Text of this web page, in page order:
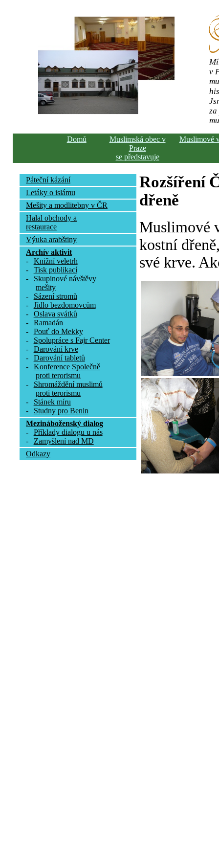
v
Domů
Muslimská obec v
Praze
se představuje
Muslimové
Páteční kázání
Letáky o islámu
Mešity a modlitebny v ČR
Halal obchody a
restaurace
Výuka arabštiny
Archív aktivit
-
Knižní veletrh
-
Tisk publikací
-
Skupinové návštěvy
mešity
-
Sázení stromů
-
Jídlo bezdomovcům
-
Oslava svátků
-
Ramadán
-
Pouť do Mekky
-
Spolupráce s Fajr Center
-
Darování krve
-
Darování tabletů
-
Konference Společně
proti terorismu
-
Shromáždění muslimů
proti terorismu
-
Stánek míru
-
Studny pro Benin
Mezináboženský dialog
-
Příklady dialogu u nás
-
Zamyšlení nad MD
Odkazy
Rozšíření
dřeně
Muslimové
kostní
své krve.